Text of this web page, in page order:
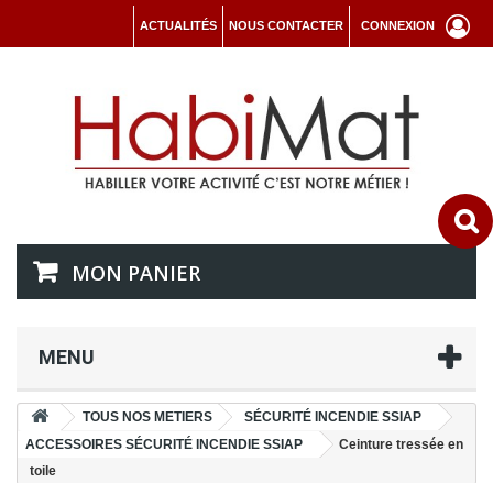
CONNEXION
NOUS CONTACTER
ACTUALITÉS
MON PANIER
MENU
TOUS NOS METIERS
SÉCURITÉ INCENDIE SSIAP
ACCESSOIRES SÉCURITÉ INCENDIE SSIAP
Ceinture tressée en
toile